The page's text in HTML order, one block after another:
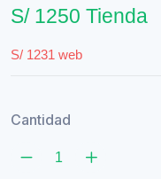
S/ 1250 Tienda
S/ 1231 web
Cantidad